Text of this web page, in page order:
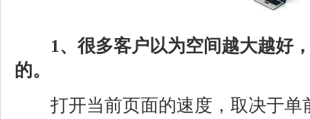
1、很多客户以为空间越大越好
的。
打开当前页面的速度，取决于单